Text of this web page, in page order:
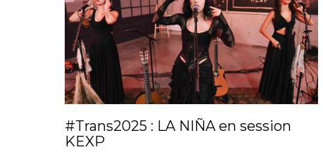
#Trans2025 : LA NIÑA en session
KEXP